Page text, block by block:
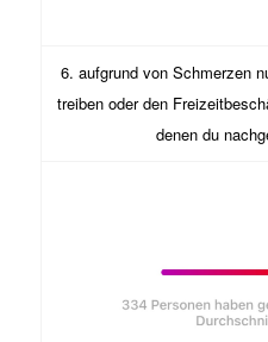
6. aufgrund von Schmerzen
treiben oder den
denen du